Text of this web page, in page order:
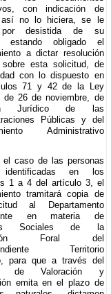
con indicación de
no lo hiciera, se le
por desistida de su
estando obligado el
a dictar resolución
sobre esta solicitud, de
con lo dispuesto en
71 y 42 de la Ley
de 26 de noviembre, de
Jurídico de las
Públicas y del
Administrativo
el caso de las personas
en los
1 a 4 del artículo 3, el
tramitará copia de
al Departamento
en materia de
Sociales de la
Foral del
Territorio
para que a través del
de Valoración y
emita en el plazo de